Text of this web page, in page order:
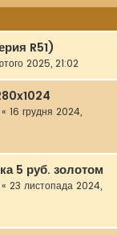
R51)
2025, 21:02
« 16 грудня 2024,
5 руб. золотом
« 23 листопада 2024,